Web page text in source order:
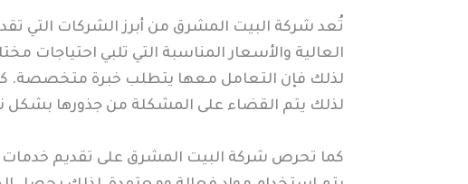
تُعد شركة البيت المشرق من أبرز الشركات التي
العالية والأسعار المناسبة التي تلبي احتياجات
لذلك فإن التعامل معها يتطلب خبرة متخصصة.
لذلك يتم القضاء على المشكلة من جذورها بشكل
كما تحرص شركة البيت المشرق على تقديم خدمات